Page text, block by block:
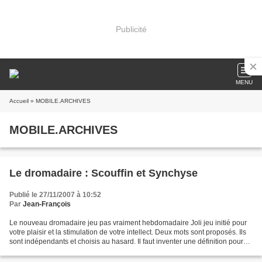
Publicité
MENU
Accueil » MOBILE.ARCHIVES
MOBILE.ARCHIVES
Le dromadaire : Scouffin et Synchyse
Publié le 27/11/2007 à 10:52
Par Jean-François
Le nouveau dromadaire jeu pas vraiment hebdomadaire Joli jeu initié pour
votre plaisir et la stimulation de votre intellect. Deux mots sont proposés. Ils
sont indépendants et choisis au hasard. Il faut inventer une définition pour